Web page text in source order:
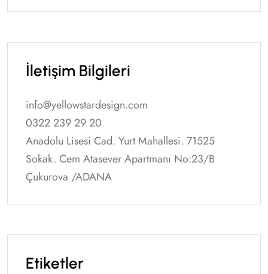
İletişim Bilgileri
info@yellowstardesign.com
0322 239 29 20
Anadolu Lisesi Cad. Yurt Mahallesi. 71525
Sokak. Cem Atasever Apartmanı No:23/B
Çukurova /ADANA
Etiketler